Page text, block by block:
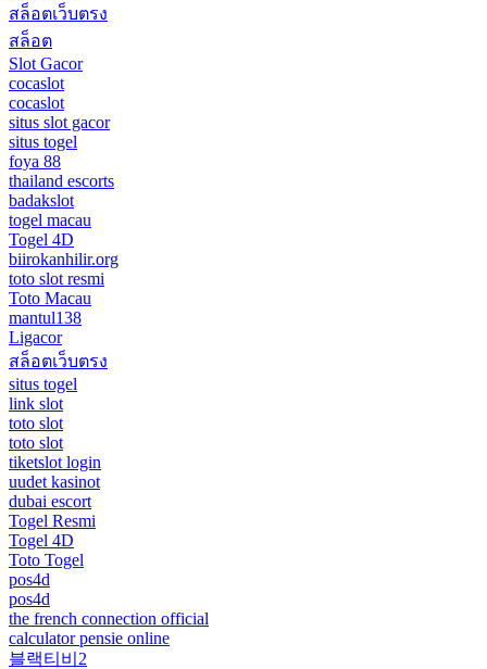
สล็อตเว็บตรง
สล็อต
Slot Gacor
cocaslot
cocaslot
situs slot gacor
situs togel
foya 88
thailand escorts
badakslot
togel macau
Togel 4D
biirokanhilir.org
toto slot resmi
Toto Macau
mantul138
Ligacor
สล็อตเว็บตรง
situs togel
link slot
toto slot
toto slot
tiketslot login
uudet kasinot
dubai escort
Togel Resmi
Togel 4D
Toto Togel
pos4d
pos4d
the french connection official
calculator pensie online
블랙티비2